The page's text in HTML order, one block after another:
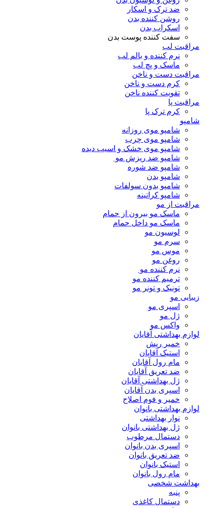
ضد ترک و اسکار
روشن کننده بدن
اسکراب بدن
سفت کننده پوست بدن
مراقبت لب
نرم کننده و بالم لب
ماسک و پچ لب
مراقبت دست و ناخن
کرم دست و ناخن
تقویت کننده ناخن
مراقبت پا
کرم ترک پا
شامپو
شامپو موی روزانه
شامپو موی چرب
شامپو موی خشک و اسیب دیده
شامپو ضد ریزش مو
شامپو ضد شوره
شامپو بدن
شامپو بدون سولفات
شامپو کراتینه
مراقبت از مو
ماسک مو بیرون از حمام
ماسک مو داخل حمام
لوسیون مو
سرم مو
موس مو
روغن مو
نرم کننده مو
ترمیم کننده مو
تونیک و تونر مو
زیبایی مو
اسپری مو
ژل مو
واکس مو
لوازم بهداشتی آقایان
خمیر ریش
استیک آقایان
مام رول آقایان
ضد تعریق آقایان
ژل بهداشتی آقایان
اسپری بدن آقایان
خمیر و فوم اصلاح
لوازم بهداشتی بانوان
نوار بهداشتی
ژل بهداشتی بانوان
دستمال مرطوب
اسپری بدن بانوان
ضد تعریق بانوان
استیک بانوان
مام رول بانوان
بهداشت شخصی
پنبه
دستمال کاغذی